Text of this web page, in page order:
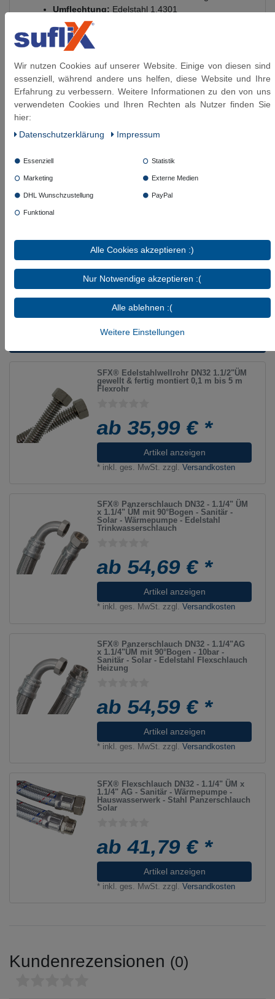
Umflechtung: Edelstahl 1.4301
Presshülsen:
Gewinde:
Gewinde)
Ozonbeständigkeit:
gut
Glykolbeimischung bis 95 °C:
50%
Glykolbeimischung bis 60 °C:
100%
Betriebsdruck:
bis 6 bar anwendbar
Beständigkeiten - nicht geeignet:
(Raumtemperatur), Methanol, Ethanol
(Raumtemperatur), Hydrauliköl (Mineralölbasis,
Beständigkeiten - geeignet:
(Raumtemperatur), Kühlwasser mit
Glykolbeimischung
Zulassungen:WRAS
hochwertiger Edelstahl Panzerschlauch -
SFX® Edelstahlwellrohr DN32 1.1/2"ÜM
gewellt & fertig montiert 0,1 m bis 5 m
Flexrohr
ab 35,99 € *
Artikel anzeigen
* inkl. ges. MwSt. zzgl.Versandkosten
SFX® Panzerschlauch DN32 - 1.1/4" ÜM
x 1.1/4" ÜM mit 90°Bogen - Sanitär -
Solar - Wärmepumpe - Edelstahl
Trinkwasserschlauch
ab 54,69 € *
Artikel anzeigen
* inkl. ges. MwSt. zzgl.Versandkosten
SFX® Panzerschlauch DN32 - 1.1/4"AG
x 1.1/4"ÜM mit 90°Bogen - 10bar -
Sanitär - Solar - Edelstahl Flexschlauch
Heizung
ab 54,59 € *
Artikel anzeigen
* inkl. ges. MwSt. zzgl.Versandkosten
SFX® Flexschlauch DN32 - 1.1/4" ÜM x
1.1/4" AG - Sanitär - Wärmepumpe -
Hauswasserwerk - Stahl Panzerschlauch
Solar
ab 41,79 € *
Artikel anzeigen
* inkl. ges. MwSt. zzgl.Versandkosten
Kundenrezensionen (0)
Wir nutzen Cookies auf unserer Website. Einige von diesen sind
essenziell, während andere uns helfen, diese Website und Ihre
Erfahrung zu verbessern. Weitere Informationen zu den von uns
verwendeten Cookies und Ihren Rechten als Nutzer finden Sie
hier:
Daten­schutz­erklärung
Impressum
Essenziell Statistik
Marketing Externe Medien
DHL Wunschzustellung PayPal
Funktional
Alle Cookies akzeptieren :)
Nur Notwendige akzeptieren :(
Alle ablehnen :(
Weitere Einstellungen